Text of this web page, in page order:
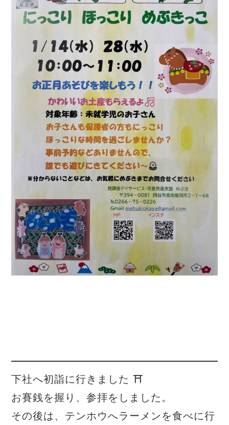
下社へ初詣に行きました ⛩
お賽銭を握り、参拝をしました。
その後は、テンホウへラーメンを食べに行